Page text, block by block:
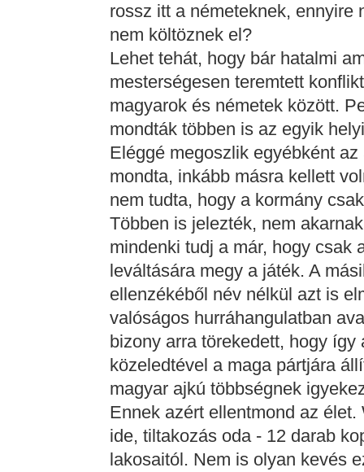
rossz itt a németeknek, ennyire
nem költöznek el?
Lehet tehát, hogy bár hatalmi
mesterségesen teremtett
magyarok és németek között.
mondták többen is az egyik
Eléggé megoszlik egyébként
mondta, inkább másra kellett
nem tudta, hogy a kormány
Többen is jelezték, nem
mindenki tudj a már, hogy csak
leváltására megy a játék. A
ellenzékéből név nélkül azt is
valóságos hurráhangulatban
bizony arra törekedett, hogy
közeledtével a maga pártjára
magyar ajkú többségnek
Ennek azért ellentmond az
ide, tiltakozás oda - 12 darab
lakosaitól. Nem is olyan kevés